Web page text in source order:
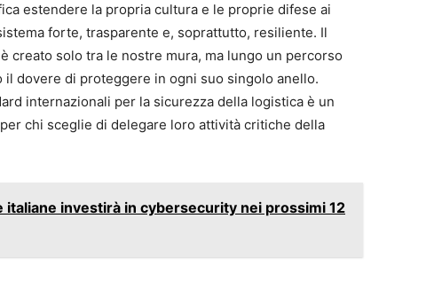
estendere la propria cultura e le proprie difese ai
forte, trasparente e, soprattutto, resiliente. Il
creato solo tra le nostre mura, ma lungo un percorso
dovere di proteggere in ogni suo singolo anello.
internazionali per la sicurezza della logistica è un
chi sceglie di delegare loro attività critiche della
italiane investirà in cybersecurity nei prossimi 12